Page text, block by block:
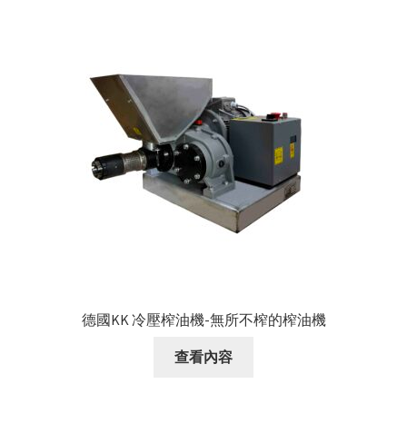
德國KK 冷壓榨油機-無所不榨的榨油機
查看內容